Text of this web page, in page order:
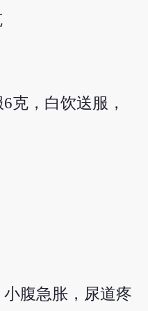
克，白饮送服，
腹急胀，尿道疼